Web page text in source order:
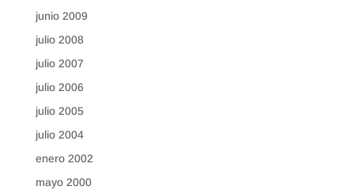
junio 2009
julio 2008
julio 2007
julio 2006
julio 2005
julio 2004
enero 2002
mayo 2000